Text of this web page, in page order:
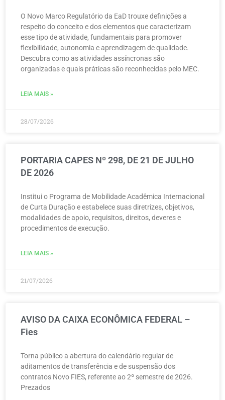
O Novo Marco Regulatório da EaD trouxe definições a
respeito do conceito e dos elementos que caracterizam
esse tipo de atividade, fundamentais para promover
flexibilidade, autonomia e aprendizagem de qualidade.
Descubra como as atividades assíncronas são
organizadas e quais práticas são reconhecidas pelo MEC.
LEIA MAIS »
28/07/2026
PORTARIA CAPES Nº 298, DE 21 DE JULHO
DE 2026
Institui o Programa de Mobilidade Acadêmica Internacional
de Curta Duração e estabelece suas diretrizes, objetivos,
modalidades de apoio, requisitos, direitos, deveres e
procedimentos de execução.
LEIA MAIS »
21/07/2026
AVISO DA CAIXA ECONÔMICA FEDERAL –
Fies
Torna público a abertura do calendário regular de
aditamentos de transferência e de suspensão dos
contratos Novo FIES, referente ao 2º semestre de 2026.
Prezados